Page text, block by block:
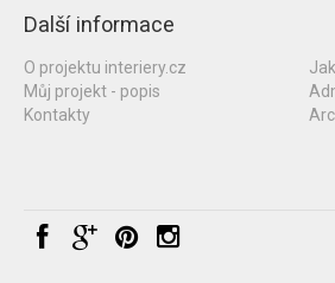
Další informace
O projektu interiery.cz
Můj projekt - popis
Kontakty